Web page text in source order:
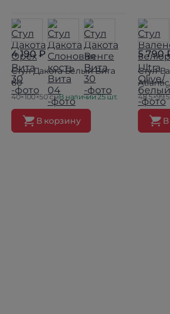
4 190 ₽
Стул Дакота Белый Вита
60
40×100×50 смВ наличии 25 шт.
В корзину
5 790
Стул